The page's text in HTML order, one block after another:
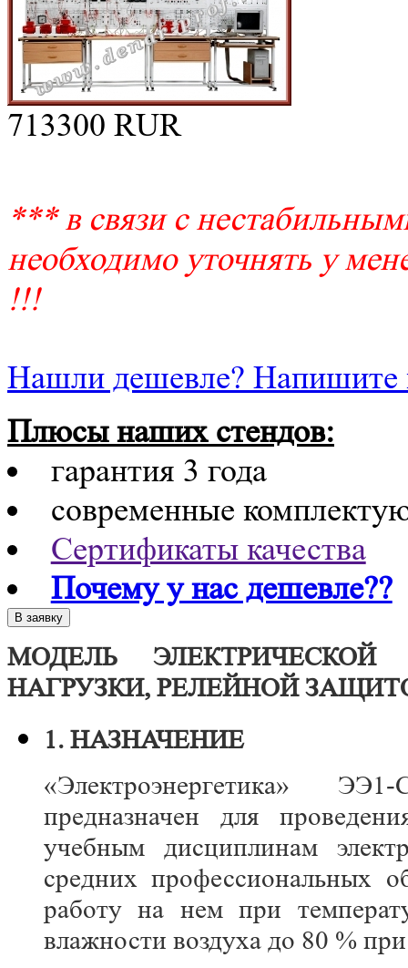
713300 RUR
*** в связи с
необходимо уточнять у
!!!
Нашли дешевле?
Плюсы наших стендов:
гарантия 3 года
современные
Сертификаты качества
Почему у нас дешевле??
МОДЕЛЬ
НАГРУЗКИ, РЕЛЕЙНОЙ
1. НАЗНАЧЕНИЕ
«Электроэнергетика»
предназначен для
учебным дисциплинам
средних профессиональных
работу на нем при
влажности воздуха до 80 %